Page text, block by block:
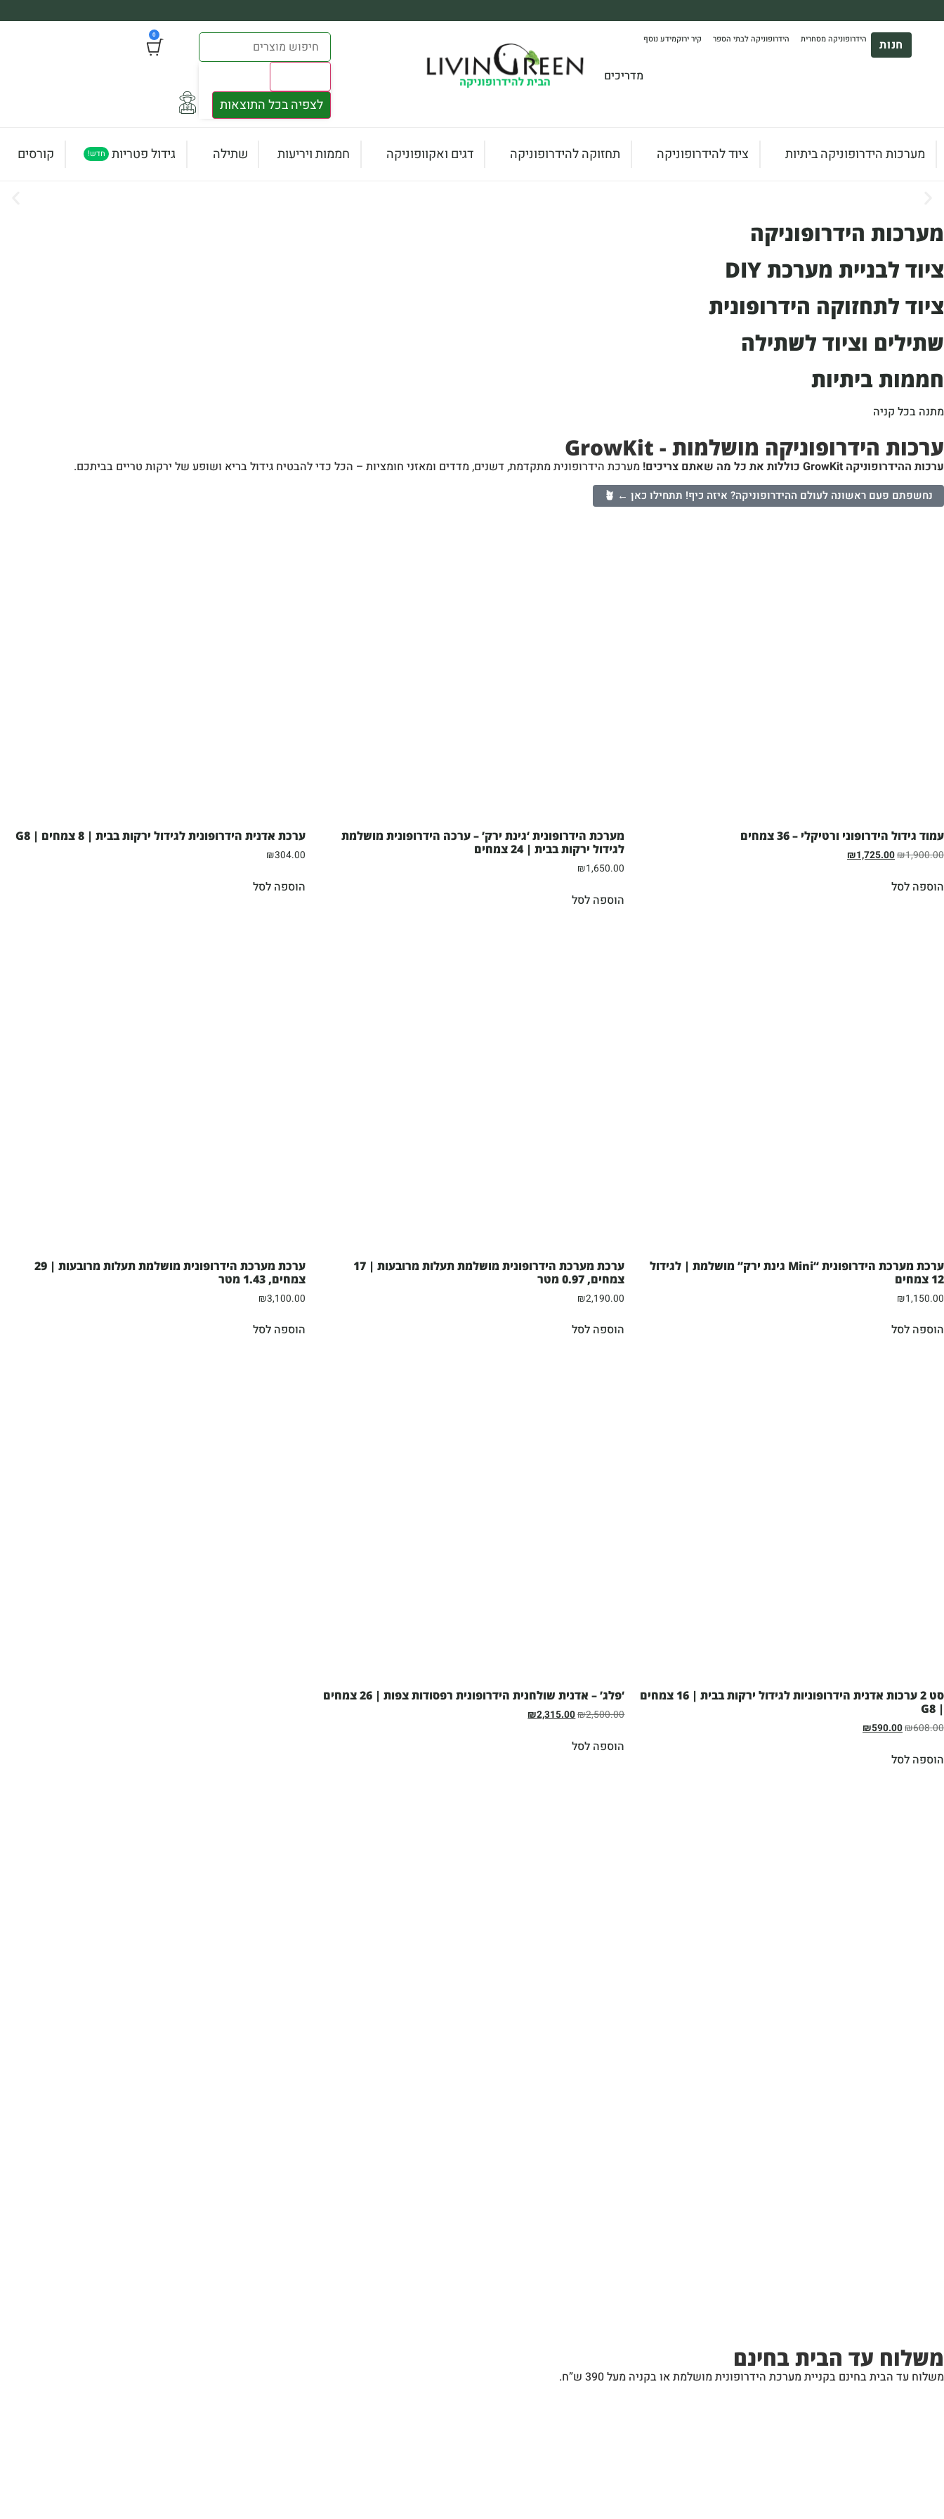
הידרופוניות
*בהתאם להגבלת גודל ומשקל
חנות הידרופוניקה מסחרית הידרופוניקה לבתי הספר קיר ירוקמידע נוסף
מדריכים
לצפיה בכל התוצאות
0
מערכות הידרופוניקה ביתיות ציוד להידרופוניקה תחזוקה להידרופוניקה דגים ואקוופוניקה חממות ויריעות שתילה גידול פטריות חדש! קורסים
מערכות הידרופוניקה
ציוד לבניית מערכת DIY
ציוד לתחזוקה הידרופונית
שתילים וציוד לשתילה
חממות ביתיות
מתנה בכל קניה
ערכות הידרופוניקה מושלמות - GrowKit
ערכות ההידרופוניקה GrowKit כוללות את כל מה שאתם צריכים! מערכת הידרופונית מתקדמת, דשנים, מדדים ומאזני חומציות – הכל כדי להבטיח גידול בריא ושופע של ירקות טריים בביתכם.
נחשפתם פעם ראשונה לעולם ההידרופוניקה? איזה כיף! תתחילו כאן ← 🪴
עמוד גידול הידרופוני ורטיקלי – 36 צמחים
₪1,900.00
₪1,725.00
הוספה לסל
מערכת הידרופונית ‘גינת ירק’ – ערכה הידרופונית מושלמת
לגידול ירקות בבית | 24 צמחים
₪1,650.00
הוספה לסל
ערכת אדנית הידרופונית לגידול ירקות בבית | 8 צמחים | G8
₪304.00
הוספה לסל
ערכת מערכת הידרופונית “Mini גינת ירק” מושלמת | לגידול
12 צמחים
₪1,150.00
הוספה לסל
ערכת מערכת הידרופונית מושלמת תעלות מרובעות | 17
צמחים, 0.97 מטר
₪2,190.00
הוספה לסל
ערכת מערכת הידרופונית מושלמת תעלות מרובעות | 29
צמחים, 1.43 מטר
₪3,100.00
הוספה לסל
סט 2 ערכות אדנית הידרופוניות לגידול ירקות בבית | 16 צמחים
| G8
₪608.00
₪590.00
הוספה לסל
‘פלג’ – אדנית שולחנית הידרופונית רפסודות צפות | 26 צמחים
₪2,500.00
₪2,315.00
הוספה לסל
משלוח עד הבית בחינם
משלוח עד הבית בחינם בקניית מערכת הידרופונית מושלמת או בקניה מעל 390 ש”ח.